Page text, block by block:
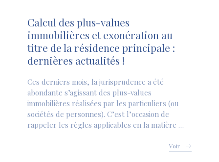
Calcul des plus-values
immobilières et exonération au
titre de la résidence principale :
dernières actualités !
Ces derniers mois, la jurisprudence a été
abondante s’agissant des plus-values
immobilières réalisées par les particuliers (ou
sociétés de personnes). C’est l’occasion de
rappeler les règles applicables en la matière …
Voir